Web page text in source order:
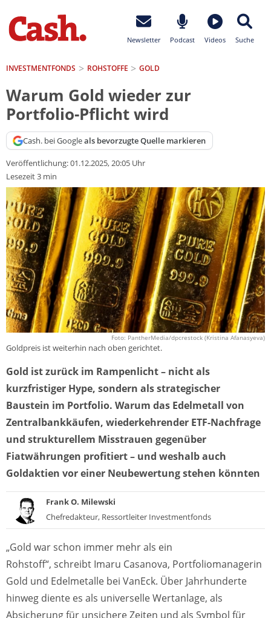
Newsletter Podcast Videos Suche
INVESTMENTFONDS ROHSTOFFE GOLD
Warum Gold wieder zur
Portfolio-Pflicht wird
Cash. bei Googleals bevorzugte Quelle markieren
Veröffentlichung:01.12.2025, 20:05 Uhr
Lesezeit 3 min
Foto: PantherMedia/dpcrestock (Kristina Afanasyeva)
Goldpreis ist weiterhin nach oben gerichtet.
Gold ist zurück im Rampenlicht – nicht als
kurzfristiger Hype, sondern als strategischer
Baustein im Portfolio. Warum das Edelmetall von
Zentralbankkäufen, wiederkehrender ETF-Nachfrage
und strukturellem Misstrauen gegenüber
Fiatwährungen profitiert – und weshalb auch
Goldaktien vor einer Neubewertung stehen könnten
Frank O. Milewski
Chefredakteur, Ressortleiter Investmentfonds
„Gold war schon immer mehr als ein
Rohstoff“, schreibt Imaru Casanova, Portfoliomanagerin
Gold und Edelmetalle bei VanEck. Über Jahrhunderte
hinweg diente es als universelle Wertanlage, als
Absicherung für unsichere Zeiten und als Symbol für